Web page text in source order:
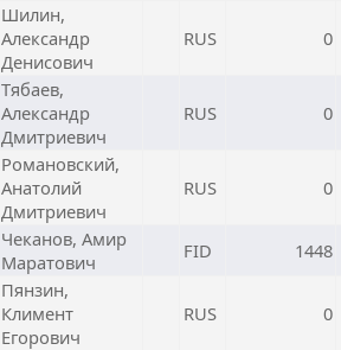
Шилин,
Александр
Денисович
RUS 0
Тябаев,
Александр
Дмитриевич
RUS 0
Романовский,
Анатолий
Дмитриевич
RUS 0
Чеканов, Амир
Маратович
FID 1448
Пянзин,
Климент
Егорович
RUS 0